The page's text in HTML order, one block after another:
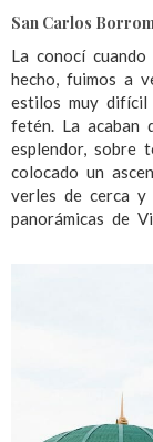
San Carlos
La conocí
hecho, fuimos a
estilos muy difícil
fetén. La acaban
esplendor, sobre
colocado un
verles de cerca y
panorámicas de